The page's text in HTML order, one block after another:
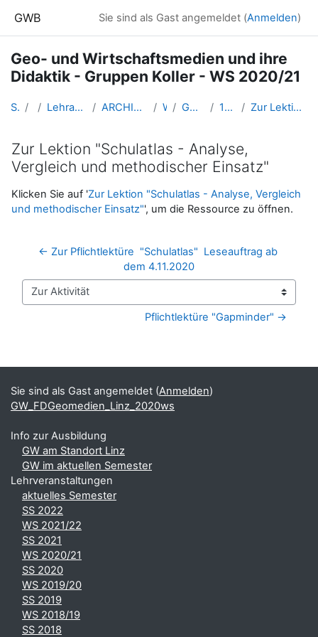
GWB Sie sind als Gast angemeldet (Anmelden)
Geo- und Wirtschaftsmedien und ihre
Didaktik - Gruppen Koller - WS 2020/21
Startseite Kurse Lehramtsausbildung GW im Cluster Österreich Mitte ARCHIV - Lehrveranstaltungen am Standort Linz - seit 2016 WS_2020/21 GW_FDGeomedien_Linz_2020ws 13 - 16. Dez. 2021 - online Zur Lektion "Schulatlas - Analyse, Vergleich und methodischer Einsatz"
Zur Lektion "Schulatlas - Analyse,
Vergleich und methodischer Einsatz"
Abschlussbedingungen
Klicken Sie auf 'Zur Lektion "Schulatlas - Analyse, Vergleich
und methodischer Einsatz"', um die Ressource zu öffnen.
← Zur Pflichtlektüre  "Schulatlas"  Leseauftrag ab
dem 4.11.2020
Zur Aktivität
Pflichtlektüre "Gapminder" →
Ergänzungsblöcke
Sie sind als Gast angemeldet (Anmelden)
GW_FDGeomedien_Linz_2020ws
Info zur Ausbildung
GW am Standort Linz
GW im aktuellen Semester
Lehrveranstaltungen
aktuelles Semester
SS 2022
WS 2021/22
SS 2021
WS 2020/21
SS 2020
WS 2019/20
SS 2019
WS 2018/19
SS 2018